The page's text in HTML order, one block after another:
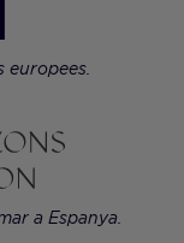
europees.
a Espanya.